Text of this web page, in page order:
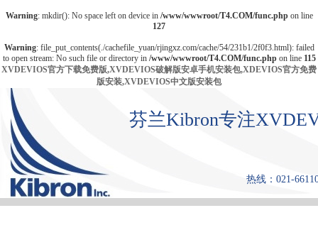
Warning: mkdir(): No space left on device in /www/wwwroot/T4.COM/func.phpon line
127
Warning: file_put_contents(./cachefile_yuan/rjingxz.com/cache/54/231b1/2f0f3.html): failed
to open stream: No such file or directory in /www/wwwroot/T4.COM/func.phpon line 115
XVDEVIOS官方下载免费版,XVDEVIOS破解版安卓手机安装包,XDEVIOS官方免费
版安装,XVDEVIOS中文版安装包
芬兰Kibron专注
热线：021-
首 页 产品中心 张力仪